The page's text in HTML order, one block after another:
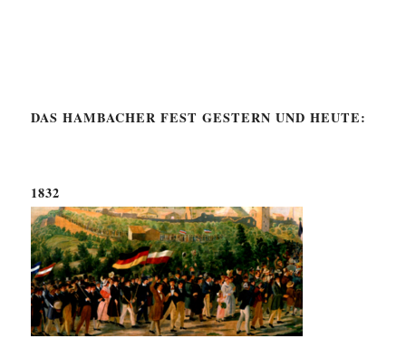
DAS HAMBACHER FEST GESTERN UND HEUTE:
1832